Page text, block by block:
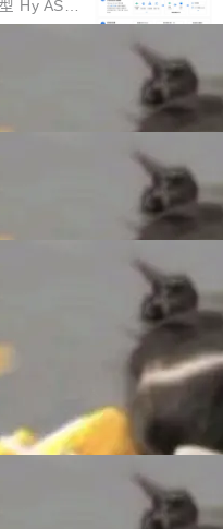
权限、无
博客上发
每 token
Hy ASR
Hy3 的
懂。通过
语、吴语
fixe
音频加
修复了 C
果表单中
将不再关
具（如 Co
19，则
时间点
析提炼。
方法也为
路。
社交生活
维护者 S
月 4 日，
1 日起，
个月。发
内容如
强功能：